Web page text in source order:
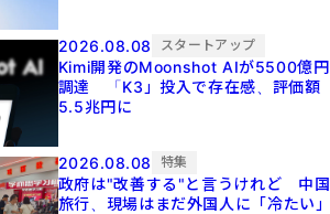
2026.08.08 スタートアップ
Kimi開発のMoonshot AIが5500億円
調達 「K3」投入で存在感、評価額
5.5兆円に
2026.08.08 特集
政府は"改善する"と言うけれど 中国
旅行、現場はまだ外国人に「冷たい